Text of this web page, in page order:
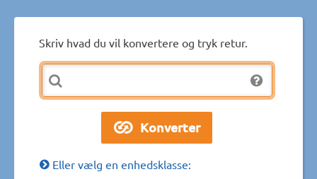
Skriv hvad du vil konvertere og tryk retur.
Eller vælg en enhedsklasse: